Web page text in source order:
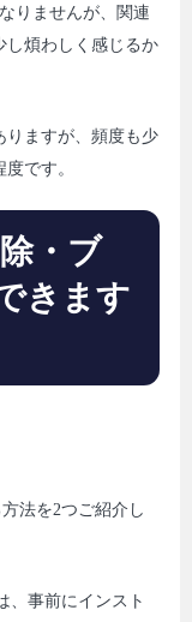
りませんが、関連
し煩わしく感じるか
りますが、頻度も少
です。
・ブ
きます
法を2つご紹介し
、事前にインスト